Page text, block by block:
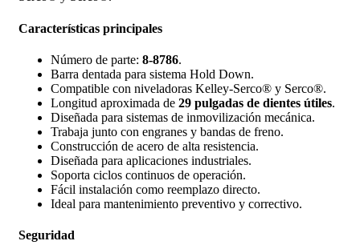
Características principales
Número de parte: 8-8786.
Barra dentada para sistema Hold Down.
Compatible con niveladoras Kelley-Serco® y Serco®.
Longitud aproximada de 29 pulgadas de dientes útiles.
Diseñada para sistemas de inmovilización mecánica.
Trabaja junto con engranes y bandas de freno.
Construcción de acero de alta resistencia.
Diseñada para aplicaciones industriales.
Soporta ciclos continuos de operación.
Fácil instalación como reemplazo directo.
Ideal para mantenimiento preventivo y correctivo.
Seguridad